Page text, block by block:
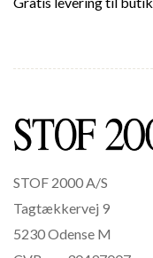
STOF 2000 A/S
Tagtækkervej 9
5230 Odense M